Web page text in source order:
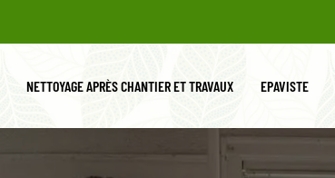
NETTOYAGE APRÈS CHANTIER ET TRAVAUX EPAVISTE